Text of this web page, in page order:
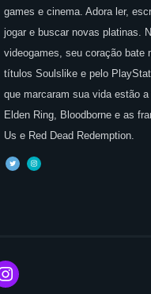
games e cinema. Adora ler,
jogar e buscar novas platinas.
videogames, seu coração bate
títulos Soulslike e pelo
que marcaram sua vida estão
Elden Ring, Bloodborne e as
Us e Red Dead Redemption.